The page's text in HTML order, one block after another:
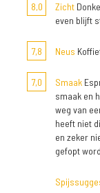
8,0 Zicht
even blijft
7,8 Neus
7,0 Smaak
smaak en
weg van
heeft niet
en zeker
gefopt